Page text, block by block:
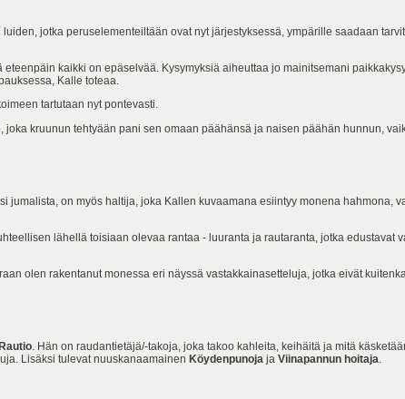
jotka peruselementeiltään ovat nyt järjestyksessä, ympärille saadaan
kaikki on epäselvää. Kysymyksiä aiheuttaa jo mainitsemani
Kalle toteaa.
tartutaan nyt pontevasti.
kruunun tehtyään pani sen omaan päähänsä ja naisen päähän hunnun,
jumalista, on myös haltija, joka Kallen kuvaamana esiintyy monena hahmona,
lähellä toisiaan olevaa rantaa - luuranta ja rautaranta, jotka edustavat
olen rakentanut monessa eri näyssä vastakkainasetteluja, jotka eivät
. Hän on raudantietäjä/-takoja, joka takoo kahleita, keihäitä ja mitä
Lisäksi tulevat nuuskanaamainen Köydenpunoja ja Viinapannun hoitaja.